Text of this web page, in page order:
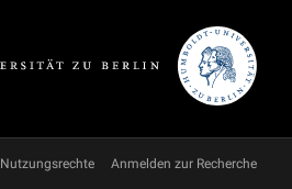
Nutzungsrechte Anmelden zur Recherche